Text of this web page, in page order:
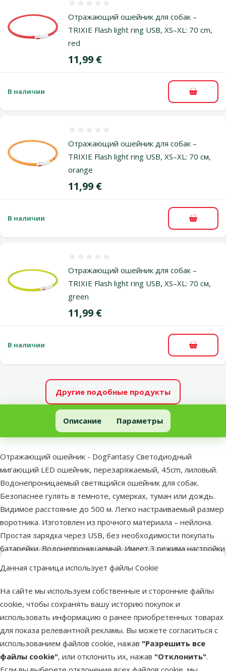
Данная страница использует файлы Cookie
На сайте мы используем собственные и сторонние файлы
cookie, чтобы сохранять вашу историю покупок и
использовать информацию о ранее приобретенных товарах
для показа релевантной рекламы. Вы можете согласиться с
использованием файлов cookie, нажав "Разрешить все
файлы cookie", или отклонить их, нажав "Отклонить".
Отражающий ошейник для собак –
TRIXIE Flash light ring USB, XS–XL: 70 cm,
red
Цена
11,99 €
В наличии В
Отражающий ошейник для собак –
TRIXIE Flash light ring USB, XS–XL: 70 см,
orange
Цена
11,99 €
В наличии В
Отражающий ошейник для собак –
TRIXIE Flash light ring USB, XS–XL: 70 см,
green
Цена
11,99 €
В наличии В
Другие подобные продукты
Отражающий ошейник - DogFantasy Светодиодный
Описание Параметры
В начало страницы
superzoo.product.detail.content
Отражающий ошейник - DogFantasy Светодиодный
мигающий LED ошейник, перезаряжаемый, 45cm, лиловый.
Водонепроницаемый светящийся ошейник для собак.
Безопаснее гулять в темноте, сумерках, туман или дождь.
Видимое расстояние до 500 м. Легко настраиваемый размер
воротника. Изготовлен из прочного материала – нейлона.
Простая зарядка через USB, без необходимости покупать
батарейки. Водонепроницаемый. Имеет 3 режима настройки
свет.
Параметры
Материал
Силикон
Цвет
Фиолетовый
Тип ошейника
Светящийся
Длина
45 cm
Бренд
Dog Fantasy